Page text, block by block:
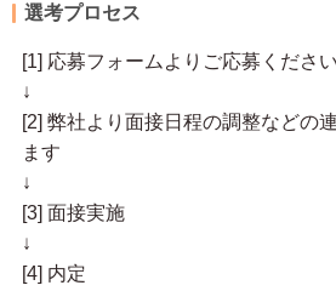
選考プロセス
[1] 応募フォームよりご応募ください
↓
[2] 弊社より面接日程の調整などの
ます
↓
[3] 面接実施
↓
[4] 内定